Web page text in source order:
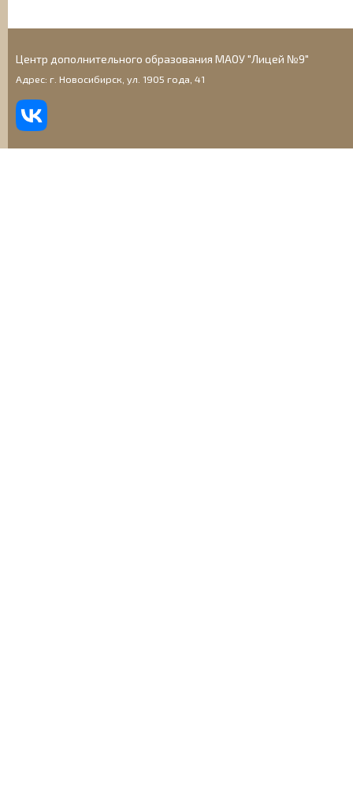
Центр дополнительного образования МАОУ "Лицей №9"
Адрес: г. Новосибирск, ул. 1905 года, 41